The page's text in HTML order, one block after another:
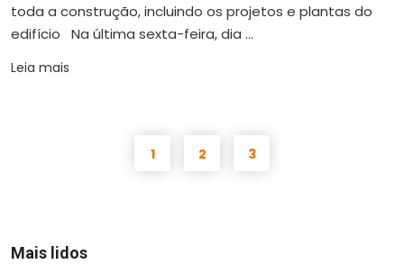
toda a construção, incluindo os projetos e plantas do
edifício Na última sexta-feira, dia ...
Leia mais
1 2 3
Mais lidos